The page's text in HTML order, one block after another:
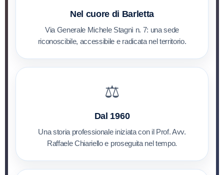
Nel cuore di Barletta
Via Generale Michele Stagnì n. 7: una sede
riconoscibile, accessibile e radicata nel territorio.
⚖️
Dal 1960
Una storia professionale iniziata con il Prof. Avv.
Raffaele Chiariello e proseguita nel tempo.